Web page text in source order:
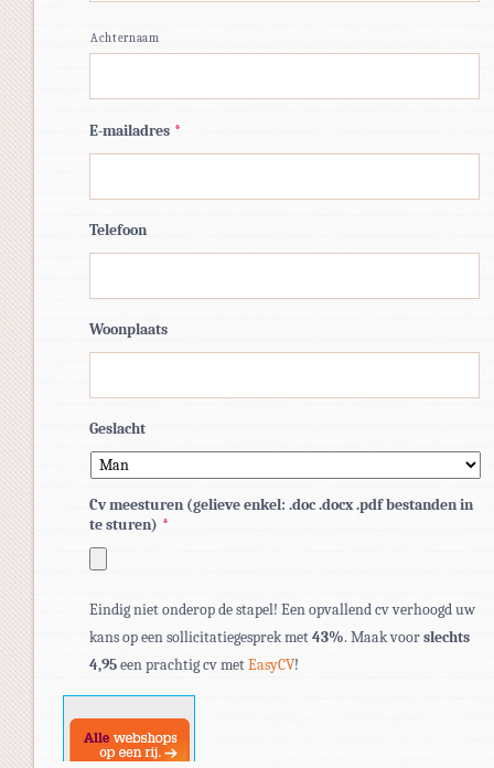
Achternaam
E-mailadres *
Telefoon
Woonplaats
Geslacht
Cv meesturen (gelieve enkel: .doc .docx .pdf bestanden in
te sturen) *
bestandstypen:
pdf,
doc,
docx.
Eindig niet onderop de stapel! Een opvallend cv verhoogd uw
kans op een sollicitatiegesprek met43%. Maak voorslechts
4,95een prachtig cv metEasyCV!